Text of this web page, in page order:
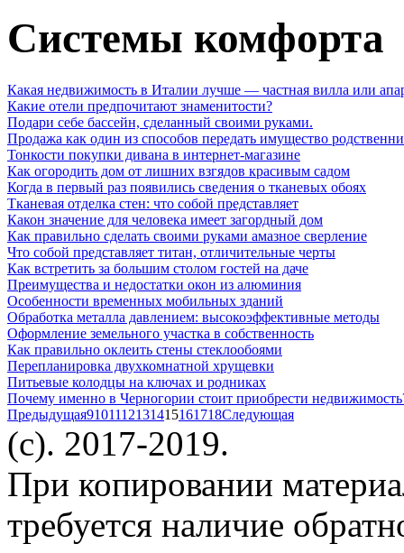
Системы комфорта
Какая недвижимость в Италии лучше — частная вилла или
Какие отели предпочитают знаменитости?
Подари себе бассейн, сделанный своими руками.
Продажа как один из способов передать имущество
Тонкости покупки дивана в интернет-магазине
Как огородить дом от лишних взгядов красивым садом
Когда в первый раз появились сведения о тканевых обоях
Тканевая отделка стен: что собой представляет
Какон значение для человека имеет загордный дом
Как правильно сделать своими руками амазное сверление
Что собой представляет титан, отличительные черты
Как встретить за большим столом гостей на даче
Преимущества и недостатки окон из алюминия
Особенности временных мобильных зданий
Обработка металла давлением: высокоэффективные методы
Оформление земельного участка в собственность
Как правильно оклеить стены стеклообоями
Перепланировка двухкомнатной хрущевки
Питьевые колодцы на ключах и родниках
Почему именно в Черногории стоит приобрести
Предыдущая9101112131415161718Следующая
(c). 2017-2019.
При копировании
требуется наличие